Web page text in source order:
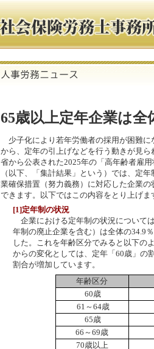
65歳以上定年企業は全
少子化により若年労働者の採用が困難に
から、定年の引上げなどを行う動きが見ら
省から公表された2025年の「高年齢者雇
（以下、「集計結果」という）では、定
業確保措置（努力義務）に対応した企業
できます。以下ではこの内容をとり上げま
[1]定年制の状況
企業における定年制の状況について
年制の廃止企業を含む）は全体の34.9
した。これを年齢区分でみると以下の
からの変化としては、定年「60歳」の
割合が増加しています。
年齢区分
60歳
61～64歳
65歳
66～69歳
70歳以上